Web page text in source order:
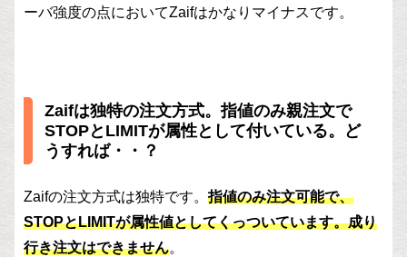
ーバ強度の点においてZaifはかなりマイナスです。
Zaifは独特の注文方式。指値のみ親注文で
STOPとLIMITが属性として付いている。ど
うすれば・・？
Zaifの注文方式は独特です。指値のみ注文可能で、
STOPとLIMITが属性値としてくっついています。成り
行き注文はできません。